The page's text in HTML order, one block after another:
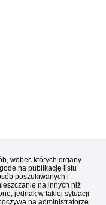
wobec których organy
na publikację listu
poszukiwanych i
na innych niż
jednak w takiej sytuacji
na administratorze